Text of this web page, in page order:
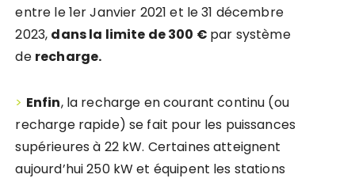
entre le 1er Janvier 2021 et le 31 décembre
2023, dans la limite de 300 € par système
de recharge.
> Enfin, la recharge en courant continu (ou
recharge rapide) se fait pour les puissances
supérieures à 22 kW. Certaines atteignent
aujourd’hui 250 kW et équipent les stations